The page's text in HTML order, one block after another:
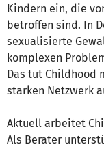
Kindern ein, die
betroffen sind. In
sexualisierte
komplexen
Das tut Childhood
starken Netzwerk
Aktuell arbeitet
Als Berater